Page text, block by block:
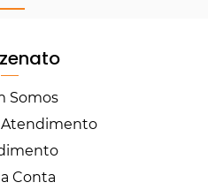
Somos
Conta